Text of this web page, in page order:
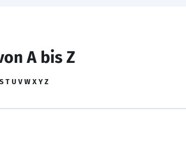
A bis Z
S T U V W X Y Z